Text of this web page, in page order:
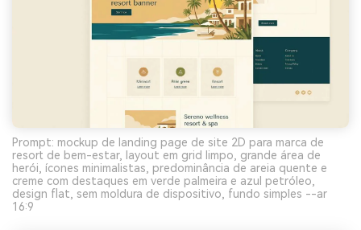
Prompt: mockup de landing page de site 2D para marca de
resort de bem-estar, layout em grid limpo, grande área de
herói, ícones minimalistas, predominância de areia quente e
creme com destaques em verde palmeira e azul petróleo,
design flat, sem moldura de dispositivo, fundo simples --ar
16:9